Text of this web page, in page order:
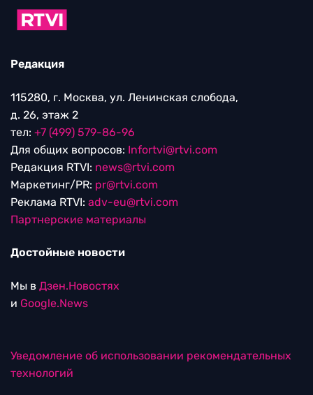
Редакция
115280, г. Москва, ул. Ленинская слобода,
д. 26, этаж 2
тел: +7 (499) 579-86-96
Для общих вопросов: Infortvi@rtvi.com
Редакция RTVI: news@rtvi.com
Маркетинг/PR: pr@rtvi.com
Реклама RTVI: adv-eu@rtvi.com
Партнерские материалы
Достойные новости
Мы в Дзен.Новостях
и Google.News
Уведомление об использовании рекомендательных
технологий